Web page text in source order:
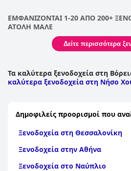
ΕΜΦΑΝΙΖΟΝΤΑΙ 1-20 ΑΠΟ 200+
ΑΤΟΛΗ ΜΑΛΕ
Δείτε περισσότερα
Τα καλύτερα ξενοδοχεία στη
καλύτερα ξενοδοχεία στη Νήσο
Δημοφιλείς προορισμοί που
Ξενοδοχεία στη Θεσσαλονίκη
Ξενοδοχεία στην Αθήνα
Ξενοδοχεία στο Ναύπλιο